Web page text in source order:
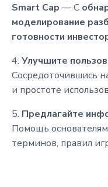
Smart Cap — С
моделирование
готовности
4. Улучшите
Сосредоточившись
и простоте
5. Предлагайте
Помощь
терминов, правил